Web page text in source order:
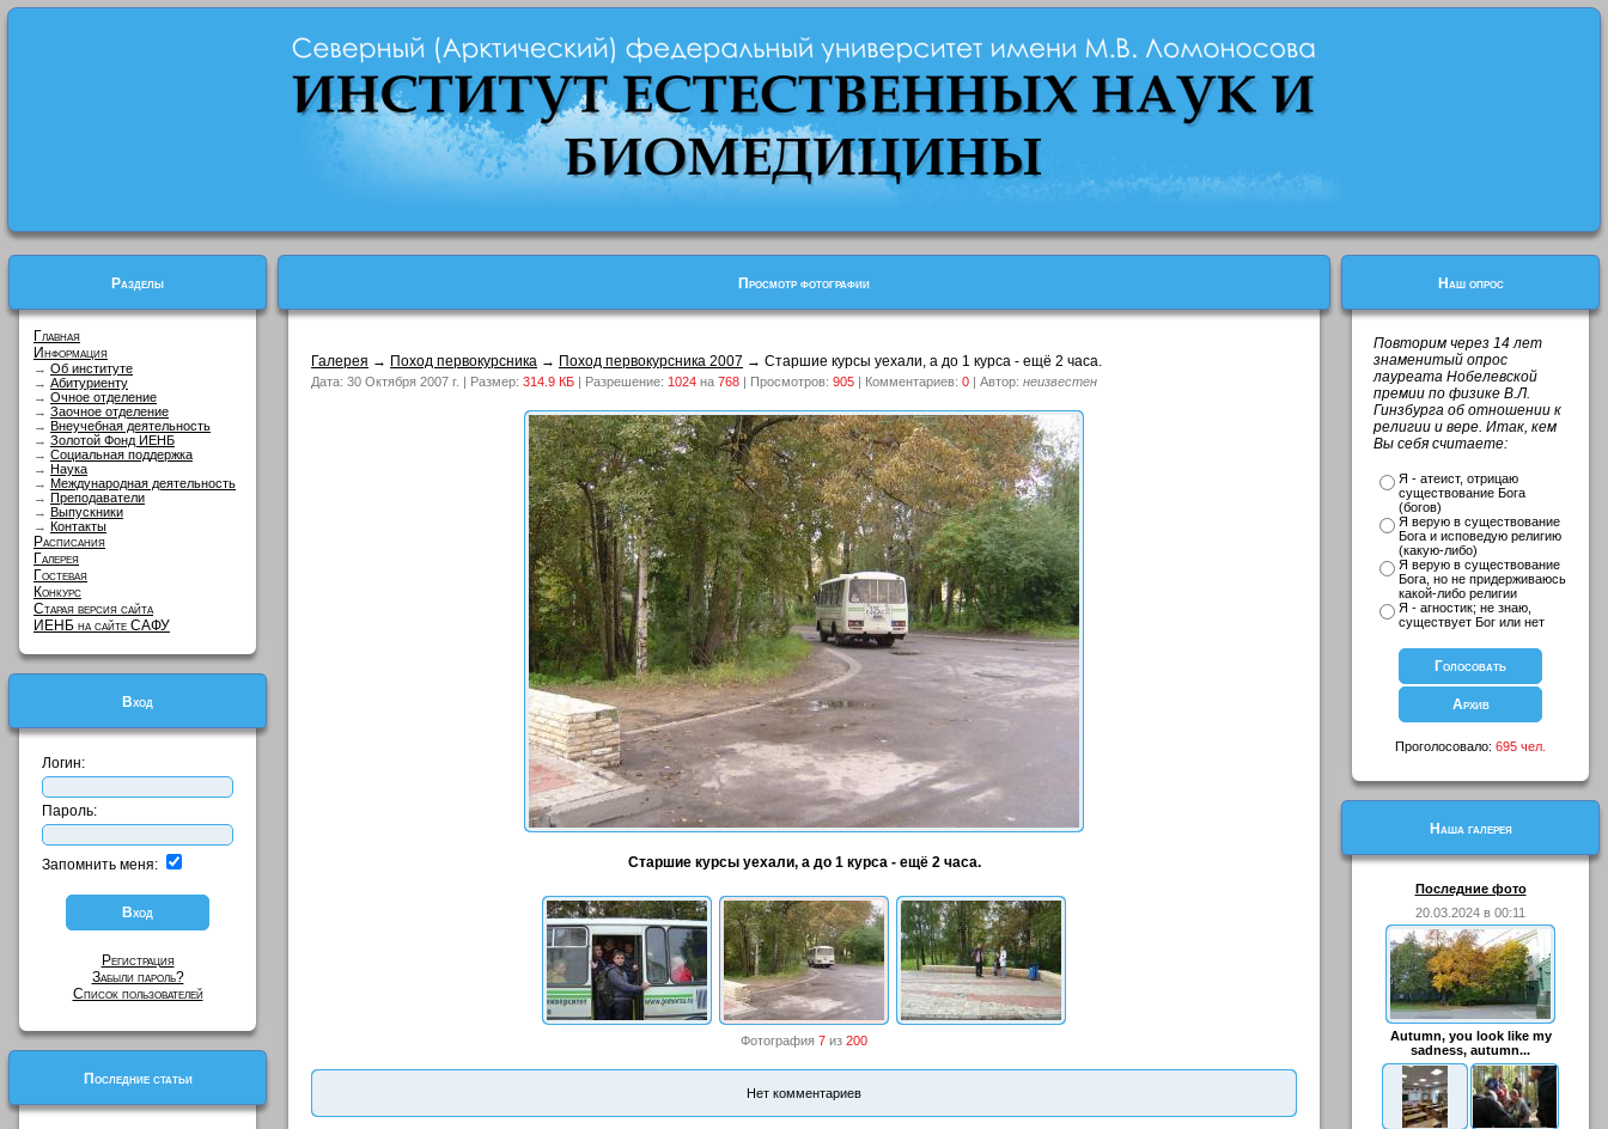
Разделы
Главная
Информация
→ Об институте
→ Абитуриенту
→ Очное отделение
→ Заочное отделение
→ Внеучебная деятельность
→ Золотой Фонд ИЕНБ
→ Социальная поддержка
→ Наука
→ Международная деятельность
→ Преподаватели
→ Выпускники
→ Контакты
Расписания
Галерея
Гостевая
Конкурс
Старая версия сайта
ИЕНБ на сайте САФУ
Вход
Логин:
Пароль:
Запомнить меня:
Регистрация
Забыли пароль?
Список пользователей
Последние статьи
Просмотр фотографии
Галерея → Поход первокурсника → Поход первокурсника 2007 → Старшие курсы уехали, а до 1 курса - ещё 2 часа.
Дата: 30 Октября 2007 г. | Размер: 314.9 КБ | Разрешение: 1024 на 768 | Просмотров: 905 | Комментариев: 0 | Автор: неизвестен
Старшие курсы уехали, а до 1 курса - ещё 2 часа.
Фотография 7 из 200
Нет комментариев
Наш опрос
Повторим через 14 лет
знаменитый опрос
лауреата Нобелевской
премии по физике В.Л.
Гинзбурга об отношении к
религии и вере. Итак, кем
Вы себя считаете:
Я - атеист, отрицаю
существование Бога
(богов)
Я верую в существование
Бога и исповедую религию
(какую-либо)
Я верую в существование
Бога, но не придерживаюсь
какой-либо религии
Я - агностик; не знаю,
существует Бог или нет
Проголосовало: 695 чел.
Наша галерея
Последние фото
20.03.2024 в 00:11
Autumn, you look like my
sadness, autumn...